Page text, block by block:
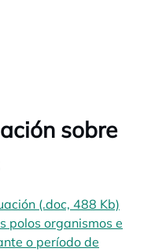
sobre
(.doc, 488 Kb)
polos organismos e
o período de